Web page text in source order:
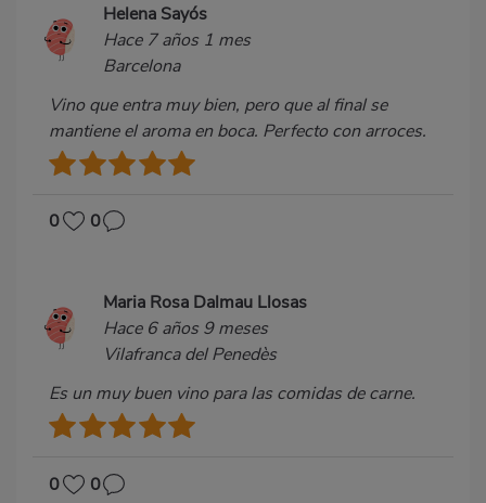
Helena Sayós
Hace 7 años 1 mes
Barcelona
Vino que entra muy bien, pero que al final se
mantiene el aroma en boca. Perfecto con arroces.
0 0
Maria Rosa Dalmau Llosas
Hace 6 años 9 meses
Vilafranca del Penedès
Es un muy buen vino para las comidas de carne.
0 0